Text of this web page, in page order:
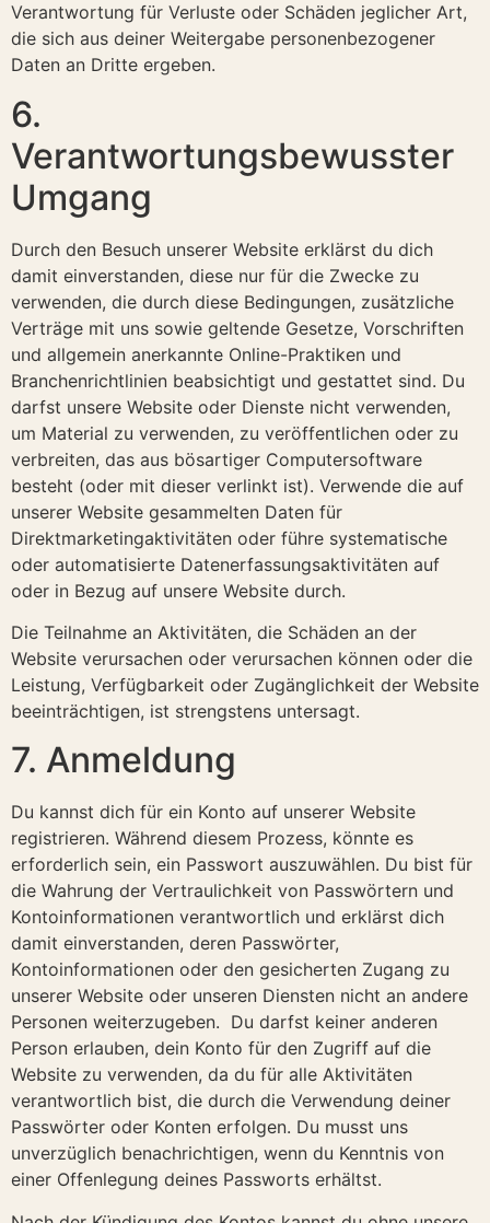
Verantwortung für Verluste oder Schäden jeglicher Art,
die sich aus deiner Weitergabe personenbezogener
Daten an Dritte ergeben.
6.
Verantwortungsbewusster
Umgang
Durch den Besuch unserer Website erklärst du dich
damit einverstanden, diese nur für die Zwecke zu
verwenden, die durch diese Bedingungen, zusätzliche
Verträge mit uns sowie geltende Gesetze, Vorschriften
und allgemein anerkannte Online-Praktiken und
Branchenrichtlinien beabsichtigt und gestattet sind. Du
darfst unsere Website oder Dienste nicht verwenden,
um Material zu verwenden, zu veröffentlichen oder zu
verbreiten, das aus bösartiger Computersoftware
besteht (oder mit dieser verlinkt ist). Verwende die auf
unserer Website gesammelten Daten für
Direktmarketingaktivitäten oder führe systematische
oder automatisierte Datenerfassungsaktivitäten auf
oder in Bezug auf unsere Website durch.
Die Teilnahme an Aktivitäten, die Schäden an der
Website verursachen oder verursachen können oder die
Leistung, Verfügbarkeit oder Zugänglichkeit der Website
beeinträchtigen, ist strengstens untersagt.
7. Anmeldung
Du kannst dich für ein Konto auf unserer Website
registrieren. Während diesem Prozess, könnte es
erforderlich sein, ein Passwort auszuwählen. Du bist für
die Wahrung der Vertraulichkeit von Passwörtern und
Kontoinformationen verantwortlich und erklärst dich
damit einverstanden, deren Passwörter,
Kontoinformationen oder den gesicherten Zugang zu
unserer Website oder unseren Diensten nicht an andere
Personen weiterzugeben. Du darfst keiner anderen
Person erlauben, dein Konto für den Zugriff auf die
Website zu verwenden, da du für alle Aktivitäten
verantwortlich bist, die durch die Verwendung deiner
Passwörter oder Konten erfolgen. Du musst uns
unverzüglich benachrichtigen, wenn du Kenntnis von
einer Offenlegung deines Passworts erhältst.